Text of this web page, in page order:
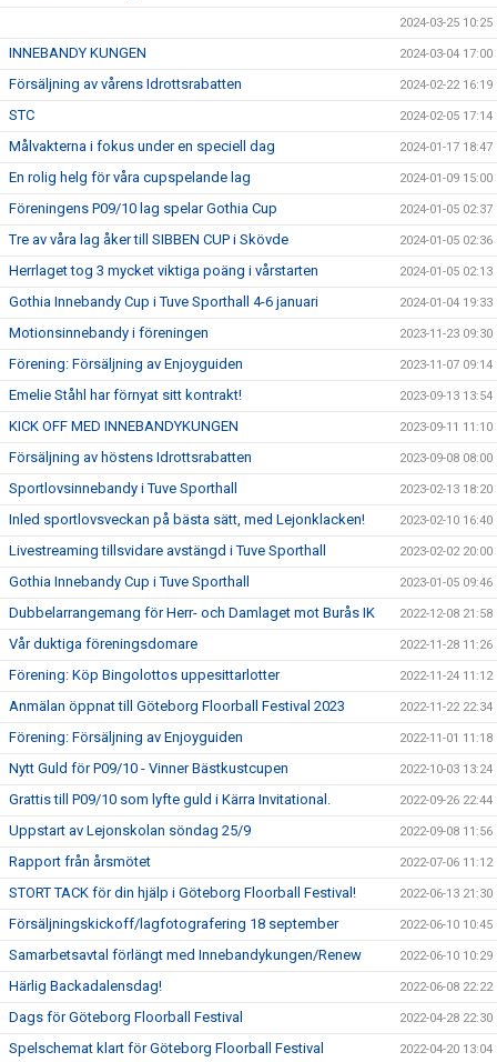
2024-03-25 10:25
INNEBANDY KUNGEN 2024-03-04 17:00
Försäljning av vårens Idrottsrabatten 2024-02-22 16:19
STC 2024-02-05 17:14
Målvakterna i fokus under en speciell dag 2024-01-17 18:47
En rolig helg för våra cupspelande lag 2024-01-09 15:00
Föreningens P09/10 lag spelar Gothia Cup 2024-01-05 02:37
Tre av våra lag åker till SIBBEN CUP i Skövde 2024-01-05 02:36
Herrlaget tog 3 mycket viktiga poäng i vårstarten 2024-01-05 02:13
Gothia Innebandy Cup i Tuve Sporthall 4-6 januari 2024-01-04 19:33
Motionsinnebandy i föreningen 2023-11-23 09:30
Förening: Försäljning av Enjoyguiden 2023-11-07 09:14
Emelie Ståhl har förnyat sitt kontrakt! 2023-09-13 13:54
KICK OFF MED INNEBANDYKUNGEN 2023-09-11 11:10
Försäljning av höstens Idrottsrabatten 2023-09-08 08:00
Sportlovsinnebandy i Tuve Sporthall 2023-02-13 18:20
Inled sportlovsveckan på bästa sätt, med Lejonklacken! 2023-02-10 16:40
Livestreaming tillsvidare avstängd i Tuve Sporthall 2023-02-02 20:00
Gothia Innebandy Cup i Tuve Sporthall 2023-01-05 09:46
Dubbelarrangemang för Herr- och Damlaget mot Burås IK 2022-12-08 21:58
Vår duktiga föreningsdomare 2022-11-28 11:26
Förening: Köp Bingolottos uppesittarlotter 2022-11-24 11:12
Anmälan öppnat till Göteborg Floorball Festival 2023 2022-11-22 22:34
Förening: Försäljning av Enjoyguiden 2022-11-01 11:18
Nytt Guld för P09/10 - Vinner Bästkustcupen 2022-10-03 13:24
Grattis till P09/10 som lyfte guld i Kärra Invitational. 2022-09-26 22:44
Uppstart av Lejonskolan söndag 25/9 2022-09-08 11:56
Rapport från årsmötet 2022-07-06 11:12
STORT TACK för din hjälp i Göteborg Floorball Festival! 2022-06-13 21:30
Försäljningskickoff/lagfotografering 18 september 2022-06-10 10:45
Samarbetsavtal förlängt med Innebandykungen/Renew 2022-06-10 10:29
Härlig Backadalensdag! 2022-06-08 22:22
Dags för Göteborg Floorball Festival 2022-04-28 22:30
Spelschemat klart för Göteborg Floorball Festival 2022-04-20 13:04